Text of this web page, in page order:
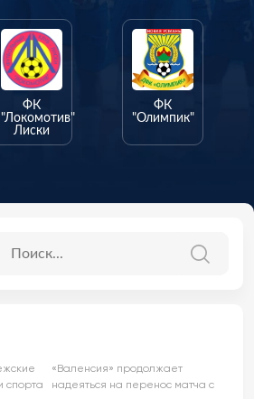
ФК
"Локомотив"
Лиски
ФК
"Олимпик"
спорта
«Валенсия» продолжает
надеяться на перенос матча с